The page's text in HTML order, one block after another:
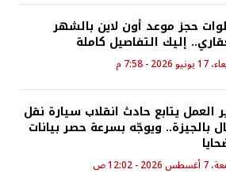
حجز موعد أون لاين بالشهر
إليك التفاصيل كاملة
2026 - 7:58 م
العمل يتابع حادث انقلاب سيارة نقل
بالجيزة.. ويوجّه بسرعة حصر بيانات
- 12:02 ص